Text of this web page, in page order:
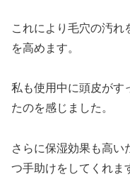
これにより毛穴の汚れ
を高めます。
私も使用中に頭皮がす
たのを感じました。
さらに保湿効果も高い
つ手助けをしてくれま